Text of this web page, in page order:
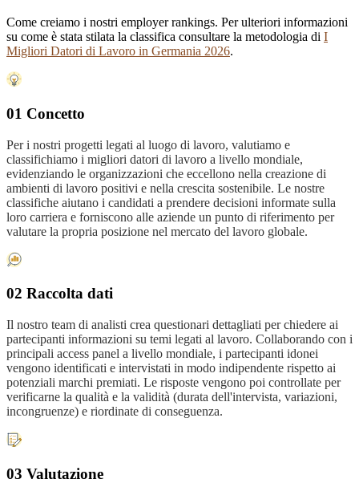
Come creiamo i nostri employer rankings. Per ulteriori informazioni
su come è stata stilata la classifica consultare la metodologia di I
Migliori Datori di Lavoro in Germania 2026.
01 Concetto
Per i nostri progetti legati al luogo di lavoro, valutiamo e
classifichiamo i migliori datori di lavoro a livello mondiale,
evidenziando le organizzazioni che eccellono nella creazione di
ambienti di lavoro positivi e nella crescita sostenibile. Le nostre
classifiche aiutano i candidati a prendere decisioni informate sulla
loro carriera e forniscono alle aziende un punto di riferimento per
valutare la propria posizione nel mercato del lavoro globale.
02 Raccolta dati
Il nostro team di analisti crea questionari dettagliati per chiedere ai
partecipanti informazioni su temi legati al lavoro. Collaborando con i
principali access panel a livello mondiale, i partecipanti idonei
vengono identificati e intervistati in modo indipendente rispetto ai
potenziali marchi premiati. Le risposte vengono poi controllate per
verificarne la qualità e la validità (durata dell'intervista, variazioni,
incongruenze) e riordinate di conseguenza.
03 Valutazione